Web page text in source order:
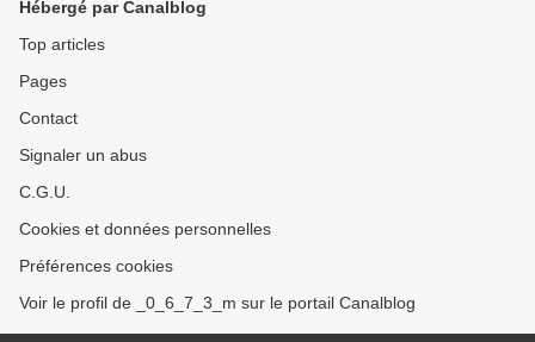
Hébergé par Canalblog
Top articles
Pages
Contact
Signaler un abus
C.G.U.
Cookies et données personnelles
Préférences cookies
Voir le profil de _0_6_7_3_m sur le portail Canalblog